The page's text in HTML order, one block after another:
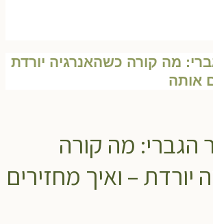
מה קורה כשהאנרגיה יורדת
אותה
הגברי: מה קורה
יורדת – ואיך מחזירים